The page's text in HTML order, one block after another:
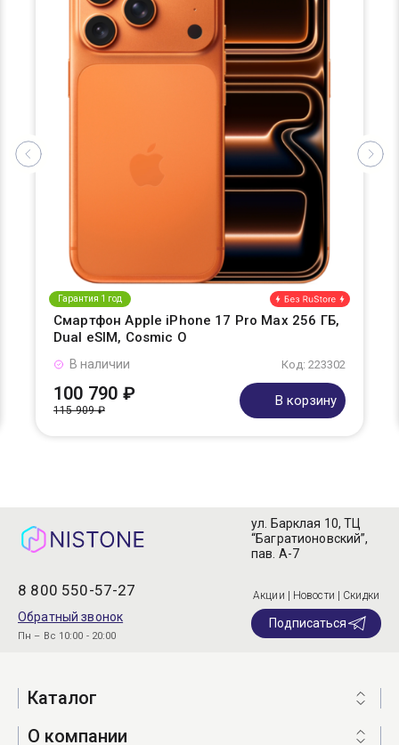
Гарантия 1 год
Смартфон Apple iPhone 17 Pro Max 256 ГБ,
Dual eSIM, Cosmic O
Код: 223302
В наличии
100 790 ₽
115 909 ₽
В корзину
8 800 550-57-27
Обратный звонок
Пн – Вс 10:00 - 20:00
ул. Барклая 10, ТЦ
“Багратионовский”,
пав. А-7
Акции | Новости | Скидки
Подписаться
Каталог
О компании